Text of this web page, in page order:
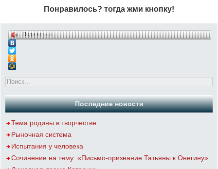
Понравилось? тогда жми кнопку!
Поделиться…
Последние новости
Тема родины в творчестве
Рыночная система
Испытания у человека
Сочинение на тему: «Письмо-признание Татьяны к Онегину»